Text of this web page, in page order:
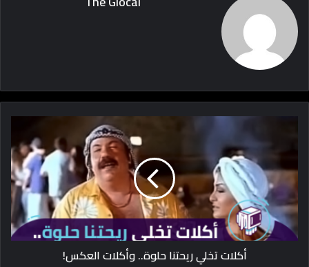
أكلات تخلي ريحتنا حلوة.. وأكلات العكس!